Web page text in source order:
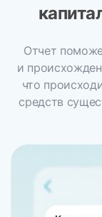
Отчет
и
что
средств